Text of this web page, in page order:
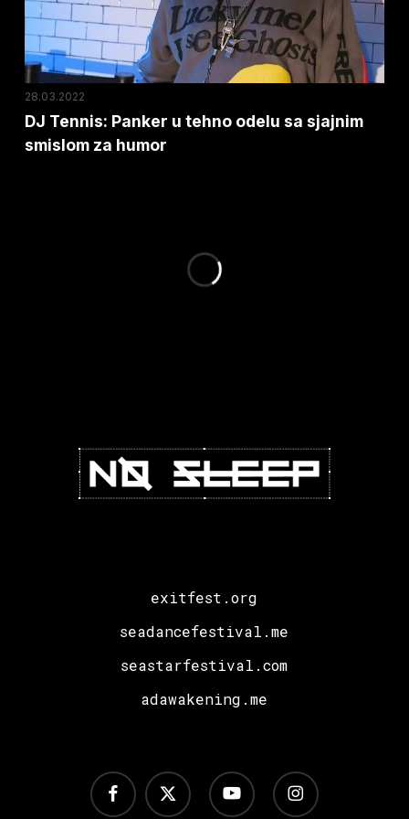
sa
sjajnim
smislom
za
humor
28.03.2022
DJ Tennis: Panker u tehno odelu sa sjajnim
smislom za humor
exitfest.org
seadancefestival.me
seastarfestival.com
adawakening.me
x-
twitter
facebook youtube instagram